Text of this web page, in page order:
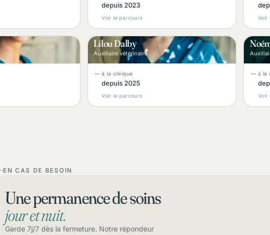
depuis 2023
Voir le parcours Voir
S L
Lilou Dalby
Auxiliaire vétérinaire
à la clinique
depuis 2025
Voir le parcours
à la
Voir
EN CAS DE BESOIN
Une permanence de soins
jour et nuit.
Garde 7j/7 dès la fermeture. Notre répondeur